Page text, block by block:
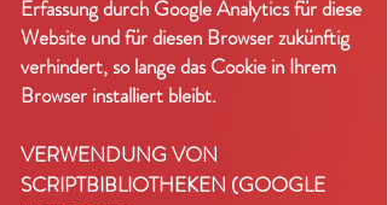
Erfassung durch Google Analytics für diese
Website und für diesen Browser zukünftig
verhindert, so lange das Cookie in Ihrem
Browser installiert bleibt.
VERWENDUNG VON
SCRIPTBIBLIOTHEKEN (GOOGLE